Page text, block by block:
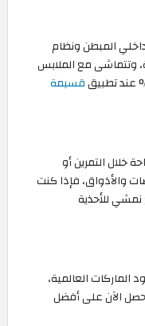
المبطن ونظام
وتتماشى مع الملابس
قسيمة
خلال التمرين أو
والأذواق، فإذا كنت
للأحذية
العالمية،
احصل الآن على أفضل